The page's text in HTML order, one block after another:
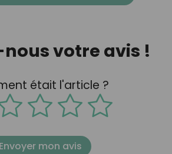
votre avis !
était l'article ?
Envoyer mon avis